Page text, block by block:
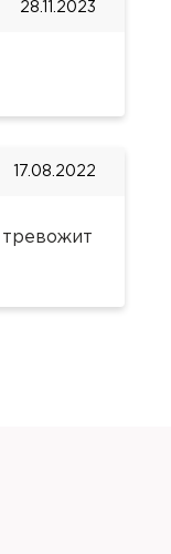
28.11.2023
17.08.2022